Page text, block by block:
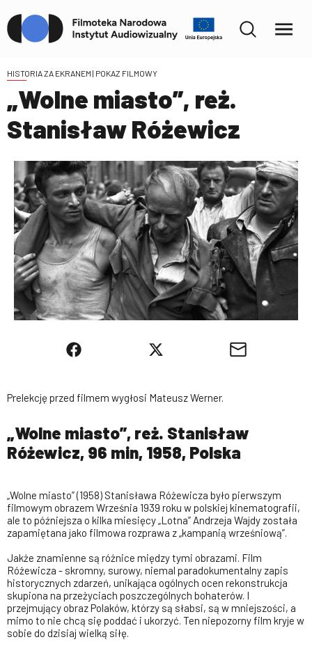
HISTORIA ZA EKRANEM | POKAZ FILMOWY
„Wolne miasto”, reż.
Stanisław Różewicz
Prelekcję przed filmem wygłosi Mateusz Werner.
„Wolne miasto”, reż. Stanisław
Różewicz, 96 min, 1958, Polska
„Wolne miasto” (1958) Stanisława Różewicza było pierwszym
filmowym obrazem Września 1939 roku w polskiej kinematografii,
ale to późniejsza o kilka miesięcy „Lotna” Andrzeja Wajdy została
zapamiętana jako filmowa rozprawa z „kampanią wrześniową”.
Jakże znamienne są różnice między tymi obrazami. Film
Różewicza - skromny, surowy, niemal paradokumentalny zapis
historycznych zdarzeń, unikająca ogólnych ocen rekonstrukcja
skupiona na przeżyciach poszczególnych bohaterów. I
przejmujący obraz Polaków, którzy są słabsi, są w mniejszości, a
mimo to nie chcą się poddać i ukorzyć. Ten niepozorny film kryje w
sobie do dzisiaj wielką siłę.